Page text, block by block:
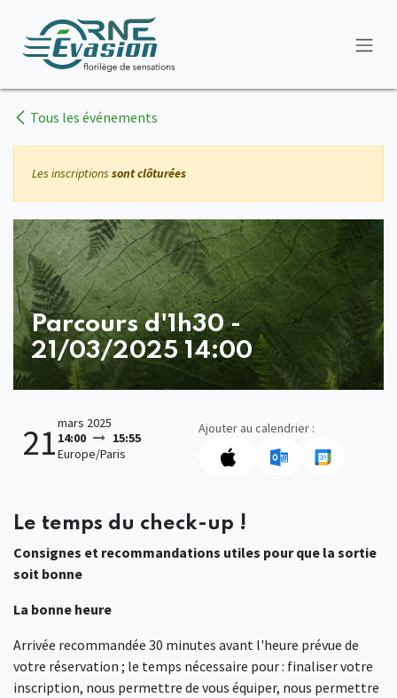
Tous les événements
Les inscriptions sont clôturées
Parcours d'1h30 -
21/03/2025 14:00
21mars 2025
14:00
15:55
Europe/Paris
Ajouter au calendrier :
Le temps du check-up !
Consignes et recommandations utiles pour que la sortie
soit bonne
La bonne heure
Arrivée recommandée 30 minutes avant l'heure prévue de
votre réservation ; le temps nécessaire pour : finaliser votre
inscription, nous permettre de vous équiper, nous permettre